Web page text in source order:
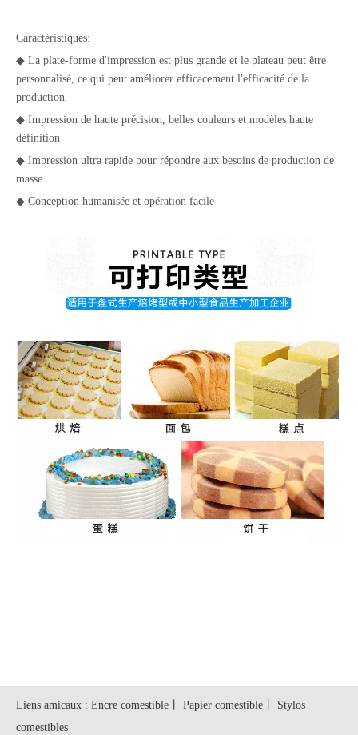
Caractéristiques:
◆ La plate-forme d'impression est plus grande et le plateau peut être
personnalisé, ce qui peut améliorer efficacement l'efficacité de la
production.
◆ Impression de haute précision, belles couleurs et modèles haute
définition
◆ Impression ultra rapide pour répondre aux besoins de production de
masse
◆ Conception humanisée et opération facile
Liens amicaux : Encre comestible Papier comestible
Stylos
comestibles